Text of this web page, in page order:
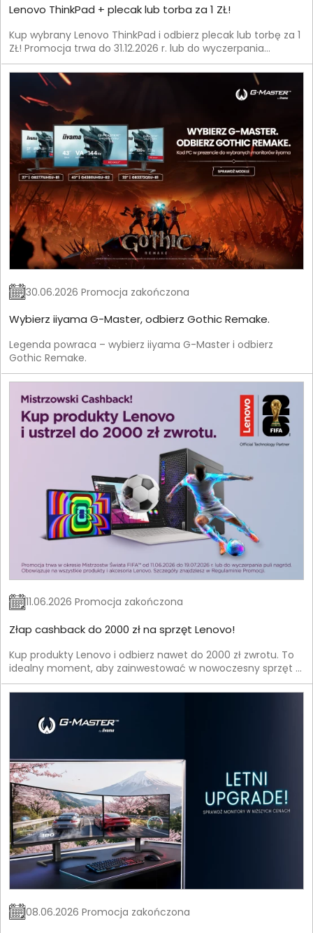
Lenovo ThinkPad + plecak lub torba za 1 ZŁ!
Kup wybrany Lenovo ThinkPad i odbierz plecak lub torbę za 1
ZŁ! Promocja trwa do 31.12.2026 r. lub do wyczerpania
zapasów.
30.06.2026 Promocja zakończona
Wybierz iiyama G-Master, odbierz Gothic Remake.
Legenda powraca – wybierz iiyama G-Master i odbierz
Gothic Remake.
11.06.2026 Promocja zakończona
Złap cashback do 2000 zł na sprzęt Lenovo!
Kup produkty Lenovo i odbierz nawet do 2000 zł zwrotu. To
idealny moment, aby zainwestować w nowoczesny sprzęt —
laptop, komputer lub akcesoria — i jednocześnie
zaoszczędzić.
08.06.2026 Promocja zakończona